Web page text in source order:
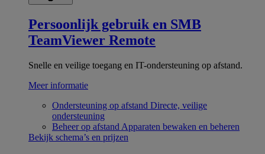
Persoonlijk gebruik en SMB
TeamViewer Remote
Snelle en veilige toegang en IT-ondersteuning op afstand.
Meer informatie
Ondersteuning op afstand Directe, veilige
ondersteuning
Beheer op afstand Apparaten bewaken en beheren
Bekijk schema’s en prijzen